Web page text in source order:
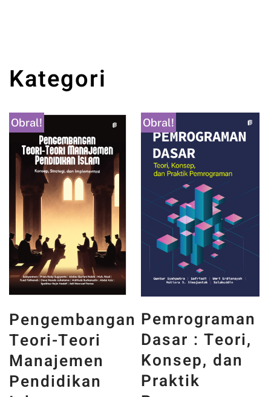
Kategori
Obral!
Pemrograman
Dasar : Teori,
Konsep, dan
Praktik
Obral!
DAN WAJAH
INDONESIA :
MEMORI,